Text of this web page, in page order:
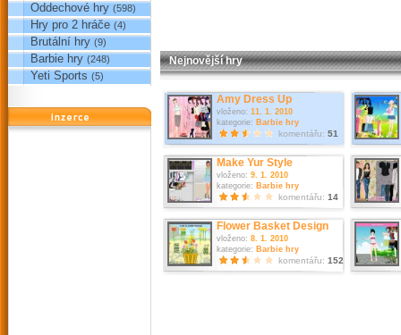
Oddechové hry (598)
Hry pro 2 hráče (4)
Brutální hry (9)
Barbie hry (248)
Yeti Sports (5)
reklama
Nejnovější hry
Amy Dress Up
vloženo: 11. 1. 2010
kategorie: Barbie hry
komentářu: 51
Make Yur Style
vloženo: 9. 1. 2010
kategorie: Barbie hry
komentářu: 14
Flower Basket Design
vloženo: 8. 1. 2010
kategorie: Barbie hry
komentářu: 152